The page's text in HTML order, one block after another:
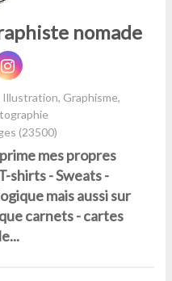
nomade
Graphisme,
(23500)
mes propres
shirts - Sweats -
mais aussi sur
carnets - cartes